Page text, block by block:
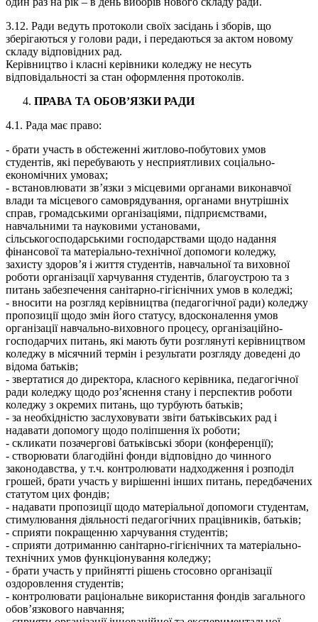
3.12.​ Ради ведуть протоколи своїх засідань і зборів, що
зберігаються у голови ради, і передаються за актом новому
складу відповідних рад.
Керівництво і класні керівники коледжу не несуть
відповідальності за стан оформлення протоколів.
ПРАВА ТА ОБОВ’ЯЗКИ РАДИ
4.1.​ Рада має право:
-​ брати участь в обстеженні житлово-побутових умов
студентів, які перебувають у несприятливих соціально-
економічних умовах;
-​ встановлювати зв’язки з місцевими органами виконавчої
влади та місцевого самоврядування, органами внутрішніх
справ, громадськими організаціями, підприємствами,
навчальними та науковими установами,
сільськогосподарськими господарствами щодо надання
фінансової та матеріально-технічної допомоги коледжу,
захисту здоров’я і життя студентів, навчальної та виховної
роботи організації харчування студентів, благоустрою та з
питань забезпечення санітарно-гігієнічних умов в коледжі;
-​ вносити на розгляд керівництва (педагогічної ради) коледжу
пропозиції щодо змін його статусу, вдосконалення умов
організації навчально-виховного процесу, організаційно-
господарчих питань, які мають бути розглянуті керівництвом
коледжу в місячний термін і результати розгляду доведені до
відома батьків;
-​ звертатися до директора, класного керівника, педагогічної
ради коледжу щодо роз’яснення стану і перспектив роботи
коледжу з окремих питань, що турбують батьків;
-​ за необхідністю заслуховувати звіти батьківських рад і
надавати допомогу щодо поліпшення їх роботи;
-​ скликати позачергові батьківські збори (конференції);
-​ створювати благодійні фонди відповідно до чинного
законодавства, у т.ч. контролювати надходження і розподіл
грошей, брати участь у вирішенні інших питань, передбачених
статутом цих фондів;
-​ надавати пропозиції щодо матеріальної допомоги студентам,
стимулювання діяльності педагогічних працівників, батьків;
-​ сприяти покращенню харчування студентів;
-​ сприяти дотриманню санітарно-гігієнічних та матеріально-
технічних умов функціонування коледжу;
-​ брати участь у прийнятті рішень стосовно організації
оздоровлення студентів;
-​ контролювати раціональне використання фондів загального
обов’язкового навчання;